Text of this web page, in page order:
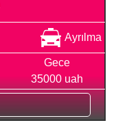
Ayrılma
Gece
35000 uah